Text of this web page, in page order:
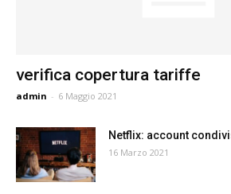
verifica copertura tariffe
admin - 6 Maggio 2021
Netflix: account
16 Marzo 2021